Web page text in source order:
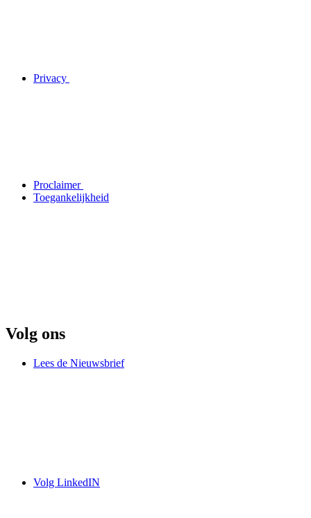
Privacy
Proclaimer
Toegankelijkheid
Volg ons
Lees de Nieuwsbrief
Volg LinkedIN